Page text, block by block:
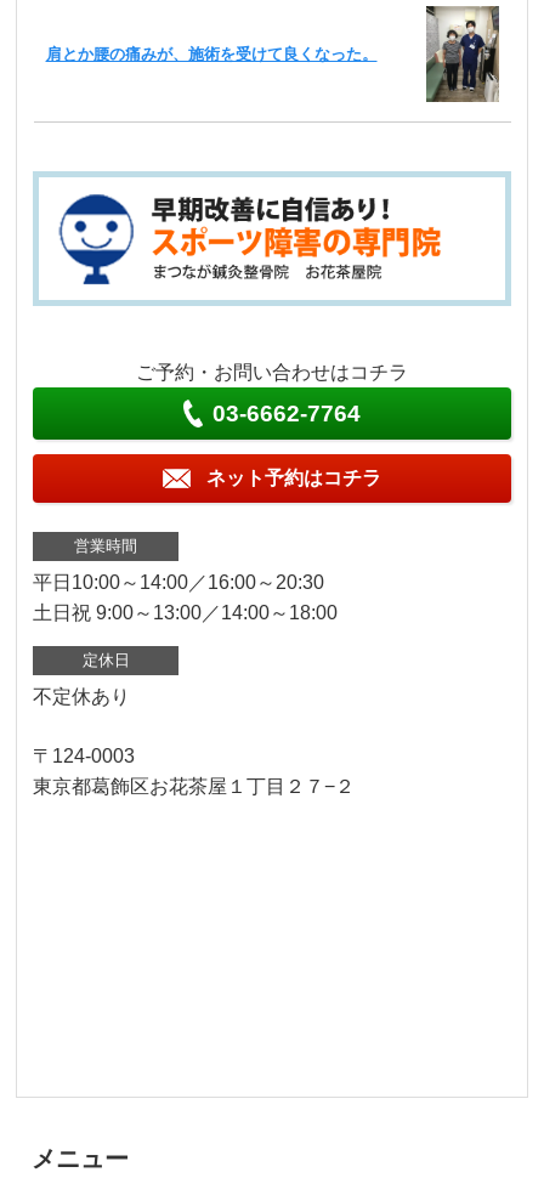
肩とか腰の痛みが、施術を受けて良くなった。
ご予約・お問い合わせはコチラ
03-6662-7764
ネット予約はコチラ
営業時間
平日10:00～14:00／16:00～20:30
土日祝 9:00～13:00／14:00～18:00
定休日
不定休あり
〒124-0003
東京都葛飾区お花茶屋１丁目２７−２
メニュー